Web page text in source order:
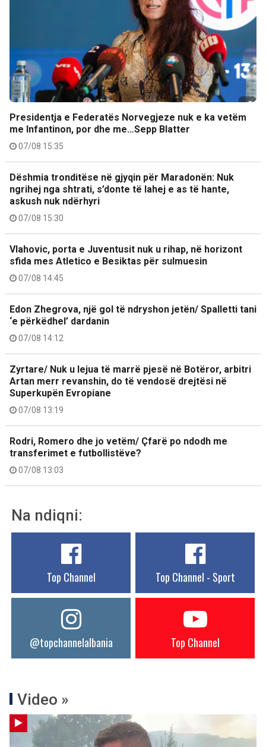
Presidentja e Federatës Norvegjeze nuk e ka vetëm
me Infantinon, por dhe me…Sepp Blatter
07/08 15:35
Dëshmia tronditëse në gjyqin për Maradonën: Nuk
ngrihej nga shtrati, s’donte të lahej e as të hante,
askush nuk ndërhyri
07/08 15:30
Vlahovic, porta e Juventusit nuk u rihap, në horizont
sfida mes Atletico e Besiktas për sulmuesin
07/08 14:45
Edon Zhegrova, një gol të ndryshon jetën/ Spalletti tani
‘e përkëdhel’ dardanin
07/08 14:12
Zyrtare/ Nuk u lejua të marrë pjesë në Botëror, arbitri
Artan merr revanshin, do të vendosë drejtësi në
Superkupën Evropiane
07/08 13:19
Rodri, Romero dhe jo vetëm/ Çfarë po ndodh me
transferimet e futbollistëve?
07/08 13:03
Na ndiqni:
Top Channel Top Channel - Sport
@topchannelalbania Top Channel
Video »